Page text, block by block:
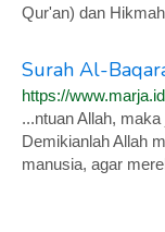
Qur'an) dan
Surah Al-
https://
...ntuan Allah,
Demikianlah Allah
manusia, agar